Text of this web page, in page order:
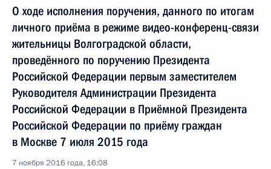
О ходе исполнения поручения, данного по итогам
личного приёма в режиме видео-конференц-связи
жительницы Волгоградской области,
проведённого по поручению Президента
Российской Федерации первым заместителем
Руководителя Администрации Президента
Российской Федерации в Приёмной Президента
Российской Федерации по приёму граждан
в Москве 7 июля 2015 года
7 ноября 2016 года, 16:08